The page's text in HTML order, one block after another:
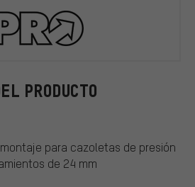
PRODUCTO
para cazoletas de presión
de 24 mm